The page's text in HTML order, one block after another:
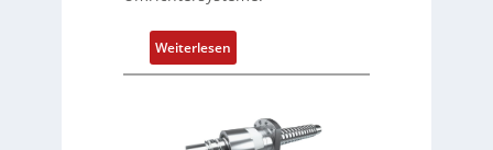
t
P
o
s
i
Weiterlesen:
D
h